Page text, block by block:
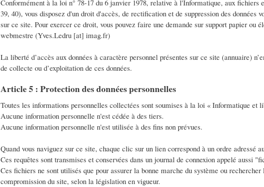
Conformément à la loi n° 78-17 du 6 janvier 1978, relative à l'Informatique, aux fichiers
39, 40), vous disposez d'un droit d'accès, de rectification et de suppression des données
sur ce site. Pour exercer ce droit, vous pouvez faire une demande sur support papier ou
webmestre (Yves.Ledru [at] imag.fr)
La liberté d’accès aux données à caractère personnel présentes sur ce site (annuaire)
de collecte ou d’exploitation de ces données.
Article 5 : Protection des données personnelles
Toutes les informations personnelles collectées sont soumises à la loi « Informatique et
Aucune information personnelle n'est cédée à des tiers.
Aucune information personnelle n'est utilisée à des fins non prévues.
Quand vous naviguez sur ce site, chaque clic sur un lien correspond à un ordre adressé
Ces requêtes sont transmises et conservées dans un journal de connexion appelé aussi
Ces fichiers ne sont utilisés que pour assurer la bonne marche du système ou rechercher
compromission du site, selon la législation en vigueur.